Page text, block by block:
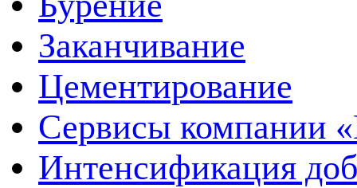
Заканчивание
Цементирование
Сервисы компании
Интенсификация